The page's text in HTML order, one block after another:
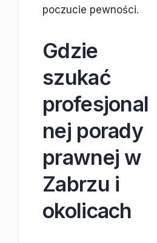
poczucie pewności.
Gdzie
szukać
profesjonal
nej porady
prawnej w
Zabrzu i
okolicach